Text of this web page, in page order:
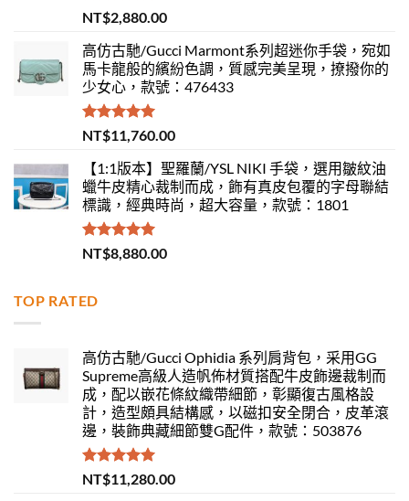
評分 5.00
滿分 5
NT$2,880.00
高仿古馳/Gucci Marmont系列超迷你手袋，宛如
馬卡龍般的繽紛色調，質感完美呈現，撩撥你的
少女心，款號：476433
評分5.00
滿分 5
NT$11,760.00
【1:1版本】聖羅蘭/YSL NIKI 手袋，選用皺紋油
蠟牛皮精心裁制而成，飾有真皮包覆的字母聯結
標識，經典時尚，超大容量，款號：1801
評分 5.00
滿分 5
NT$8,880.00
TOP RATED
高仿古馳/Gucci Ophidia 系列肩背包，采用GG
Supreme高級人造帆佈材質搭配牛皮飾邊裁制而
成，配以嵌花條紋織帶細節，彰顯復古風格設
計，造型頗具結構感，以磁扣安全閉合，皮革滾
邊，裝飾典藏細節雙G配件，款號：503876
評分5.00
滿分 5
NT$11,280.00